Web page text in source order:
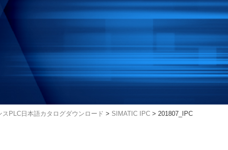
スPLC日本語カタログダウンロード > SIMATIC IPC > 201807_IPC